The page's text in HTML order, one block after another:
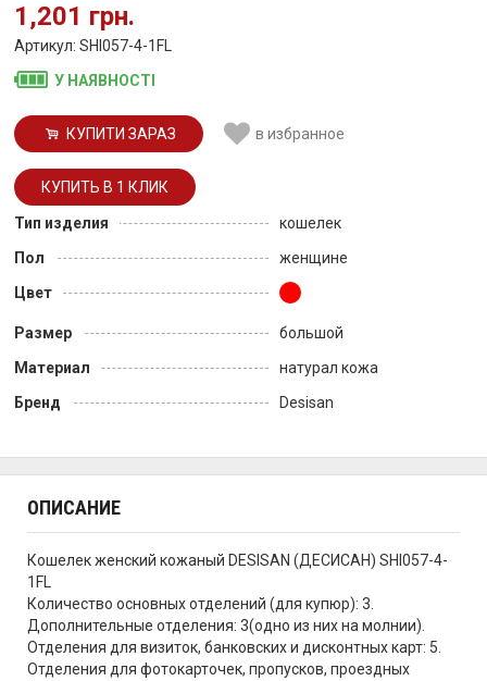
1,201 грн.
Артикул: SHI057-4-1FL
У НАЯВНОСТІ
КУПИТИ ЗАРАЗ в избранное
Тип изделия
кошелек
Пол
женщине
Цвет
Размер
большой
Материал
натурал кожа
Бренд
Desisan
ОПИСАНИЕ
Кошелек женский кожаный DESISAN (ДЕСИСАН) SHI057-4-
1FL
Количество основных отделений (для купюр): 3.
Дополнительные отделения: 3(одно из них на молнии).
Отделения для визиток, банковских и дисконтных карт: 5.
Отделения для фотокарточек, пропусков, проездных